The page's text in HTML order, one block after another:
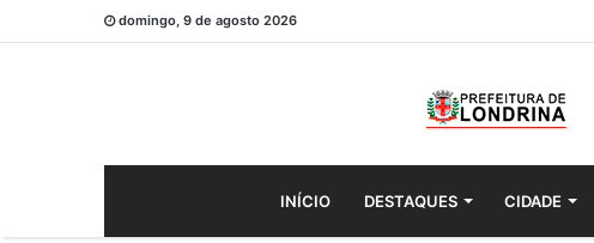
domingo, 9 de agosto 2026
INÍCIO DESTAQUES CIDADE